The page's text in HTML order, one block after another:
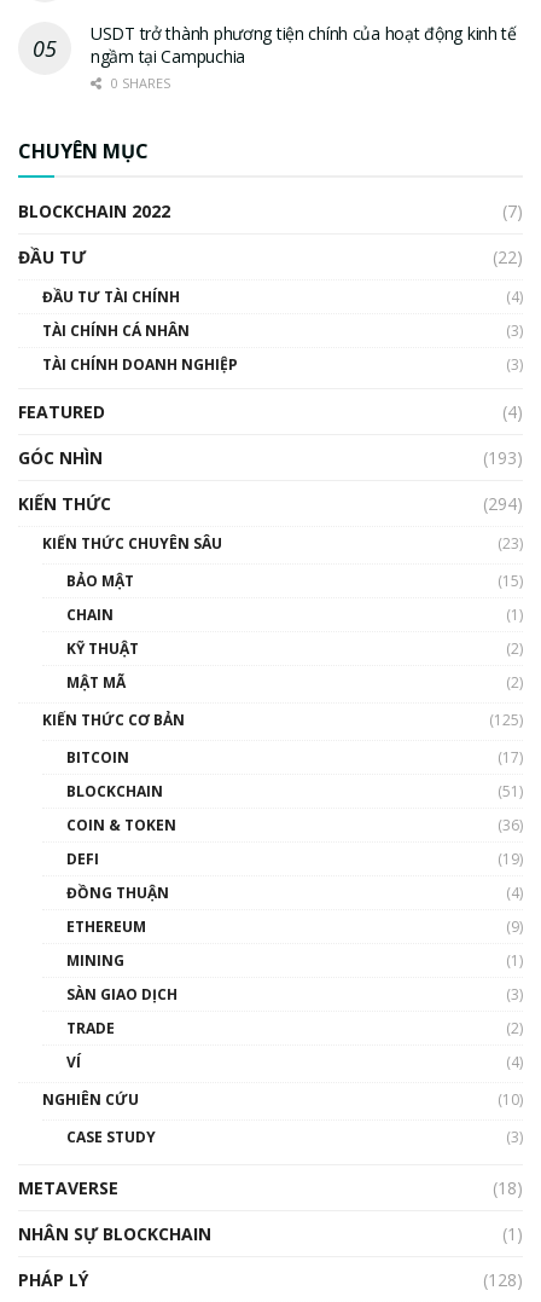
USDT trở thành phương tiện chính của hoạt động kinh tế
ngầm tại Campuchia
0 SHARES
CHUYÊN MỤC
BLOCKCHAIN 2022
(7)
ĐẦU TƯ
(22)
ĐẦU TƯ TÀI CHÍNH
(4)
TÀI CHÍNH CÁ NHÂN
(3)
TÀI CHÍNH DOANH NGHIỆP
(3)
FEATURED
(4)
GÓC NHÌN
(193)
KIẾN THỨC
(294)
KIẾN THỨC CHUYÊN SÂU
(23)
BẢO MẬT
(15)
CHAIN
(1)
KỸ THUẬT
(2)
MẬT MÃ
(2)
KIẾN THỨC CƠ BẢN
(125)
BITCOIN
(17)
BLOCKCHAIN
(51)
COIN & TOKEN
(36)
DEFI
(19)
ĐỒNG THUẬN
(4)
ETHEREUM
(9)
MINING
(1)
SÀN GIAO DỊCH
(3)
TRADE
(2)
VÍ
(4)
NGHIÊN CỨU
(10)
CASE STUDY
(3)
METAVERSE
(18)
NHÂN SỰ BLOCKCHAIN
(1)
PHÁP LÝ
(128)